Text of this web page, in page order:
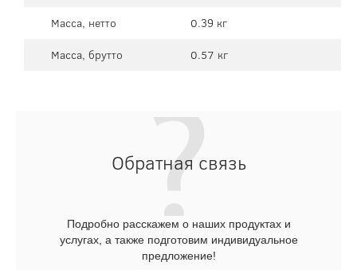
Масса, нетто
0.39 кг
Масса, брутто
0.57 кг
Обратная связь
Подробно расскажем о наших продуктах и
услугах, а также подготовим индивидуальное
предложение!